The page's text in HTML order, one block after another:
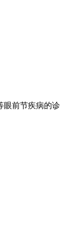
眼前节疾病的诊